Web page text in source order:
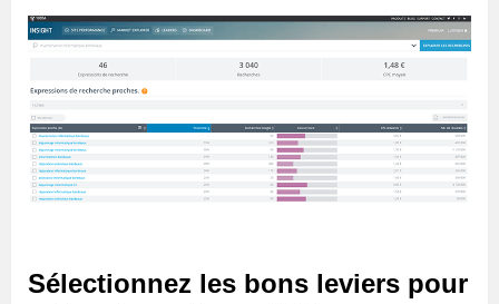
Sélectionnez les bons leviers pour